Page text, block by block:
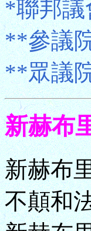
*聯邦議
**參議
**眾議
新赫布
新赫布
不顛和